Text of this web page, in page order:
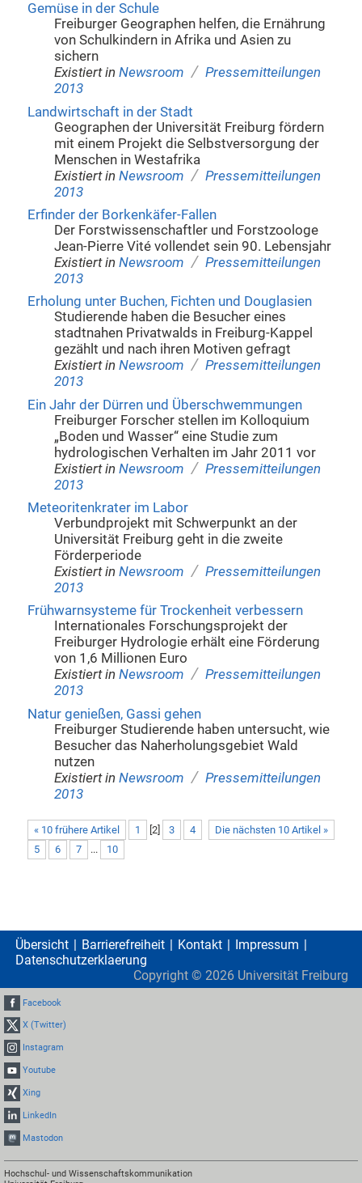
Gemüse in der Schule
Freiburger Geographen helfen, die Ernährung
von Schulkindern in Afrika und Asien zu
sichern
Existiert in Newsroom / Pressemitteilungen
2013
Landwirtschaft in der Stadt
Geographen der Universität Freiburg fördern
mit einem Projekt die Selbstversorgung der
Menschen in Westafrika
Existiert in Newsroom / Pressemitteilungen
2013
Erfinder der Borkenkäfer-Fallen
Der Forstwissenschaftler und Forstzoologe
Jean-Pierre Vité vollendet sein 90. Lebensjahr
Existiert in Newsroom / Pressemitteilungen
2013
Erholung unter Buchen, Fichten und Douglasien
Studierende haben die Besucher eines
stadtnahen Privatwalds in Freiburg-Kappel
gezählt und nach ihren Motiven gefragt
Existiert in Newsroom / Pressemitteilungen
2013
Ein Jahr der Dürren und Überschwemmungen
Freiburger Forscher stellen im Kolloquium
„Boden und Wasser“ eine Studie zum
hydrologischen Verhalten im Jahr 2011 vor
Existiert in Newsroom / Pressemitteilungen
2013
Meteoritenkrater im Labor
Verbundprojekt mit Schwerpunkt an der
Universität Freiburg geht in die zweite
Förderperiode
Existiert in Newsroom / Pressemitteilungen
2013
Frühwarnsysteme für Trockenheit verbessern
Internationales Forschungsprojekt der
Freiburger Hydrologie erhält eine Förderung
von 1,6 Millionen Euro
Existiert in Newsroom / Pressemitteilungen
2013
Natur genießen, Gassi gehen
Freiburger Studierende haben untersucht, wie
Besucher das Naherholungsgebiet Wald
nutzen
Existiert in Newsroom / Pressemitteilungen
2013
« 10 frühere Artikel Die nächsten 10 Artikel »
1 2] 3
4
5
6 7 ... 10
Übersicht Barrierefreiheit Kontakt
Impressum
Datenschutzerklaerung
Copyright © 2026 Universität Freiburg
Facebook
X (Twitter)
Instagram
Youtube
Xing
LinkedIn
Mastodon
Hochschul- und Wissenschaftskommunikation